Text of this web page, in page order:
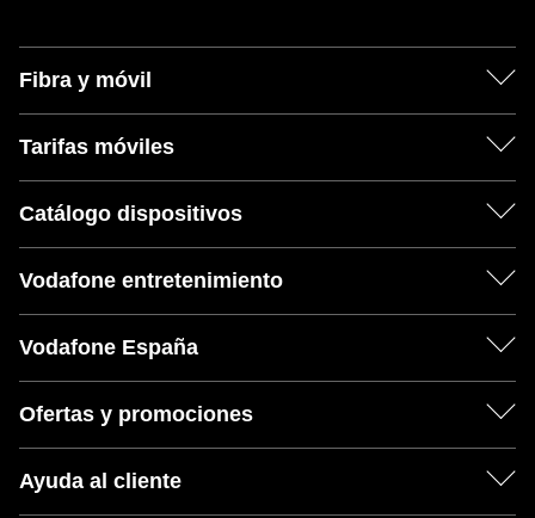
Fibra y móvil
Tarifas móviles
Catálogo dispositivos
Vodafone entretenimiento
Vodafone España
Ofertas y promociones
Ayuda al cliente